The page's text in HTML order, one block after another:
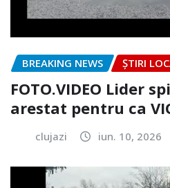
BREAKING NEWS ȘTIRI
FOTO.VIDEO Lider
arestat pentru ca
clujazi iun. 10, 2026